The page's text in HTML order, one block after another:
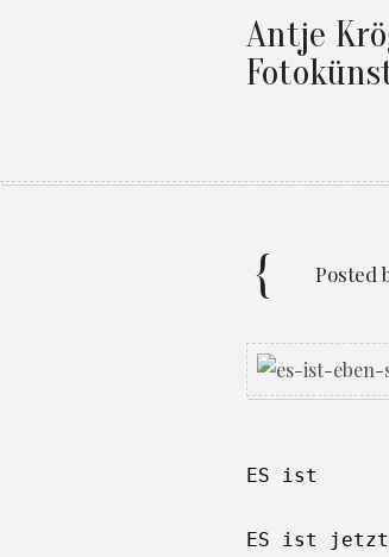
Antje
Posted
ES ist
ES ist jetzt